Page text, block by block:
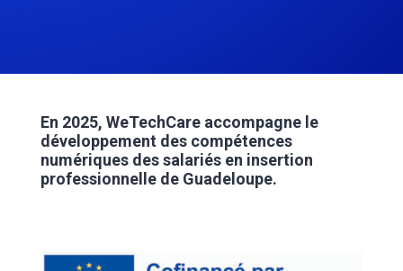
En 2025, WeTechCare accompagne le
développement des compétences
numériques des salariés en insertion
professionnelle de Guadeloupe.